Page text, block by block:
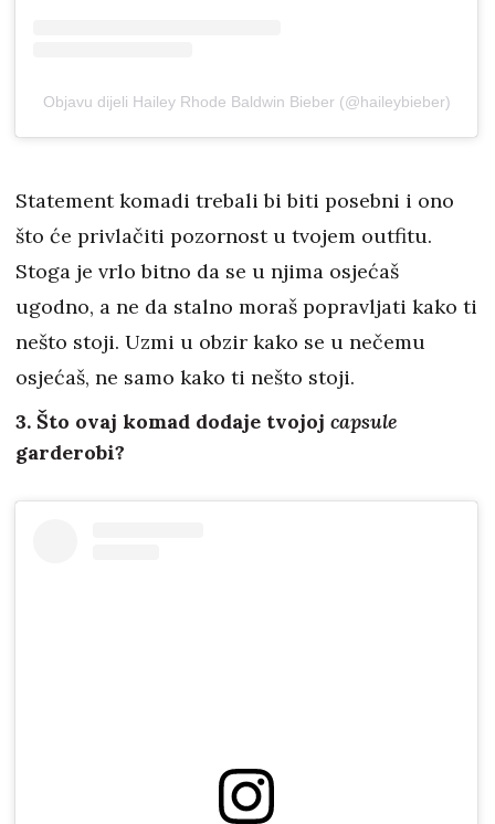
Objavu dijeli Hailey Rhode Baldwin Bieber (@haileybieber)
Statement komadi trebali bi biti posebni i ono
što će privlačiti pozornost u tvojem outfitu.
Stoga je vrlo bitno da se u njima osjećaš
ugodno, a ne da stalno moraš popravljati kako ti
nešto stoji. Uzmi u obzir kako se u nečemu
osjećaš, ne samo kako ti nešto stoji.
3. Što ovaj komad dodaje tvojoj capsule
garderobi?